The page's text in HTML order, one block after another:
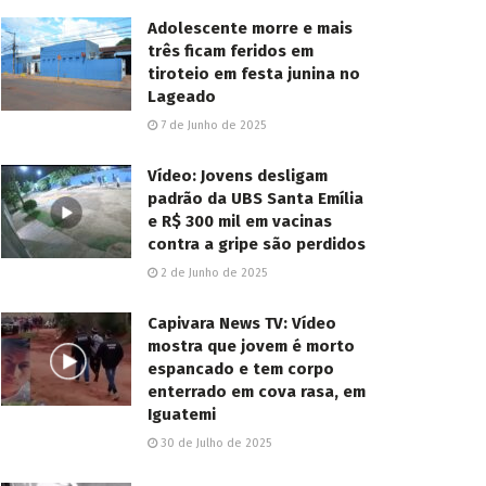
Adolescente morre e mais
três ficam feridos em
tiroteio em festa junina no
Lageado
7 de Junho de 2025
Vídeo: Jovens desligam
padrão da UBS Santa Emília
e R$ 300 mil em vacinas
contra a gripe são perdidos
2 de Junho de 2025
Capivara News TV: Vídeo
mostra que jovem é morto
espancado e tem corpo
enterrado em cova rasa, em
Iguatemi
30 de Julho de 2025